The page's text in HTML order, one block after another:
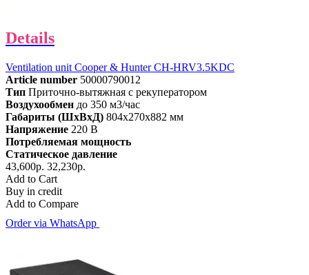
Details
Ventilation unit Cooper & Hunter CH-HRV3.5KDC
Article number 50000790012
Тип Приточно-вытяжная с рекуператором
Воздухообмен до 350 м3/час
Габариты (ШхВхД) 804x270x882 мм
Напряжение 220 В
Потребляемая мощность
Статическое давление
43,600р. 32,230р.
Add to Cart
Buy in credit
Add to Compare
Order via WhatsApp